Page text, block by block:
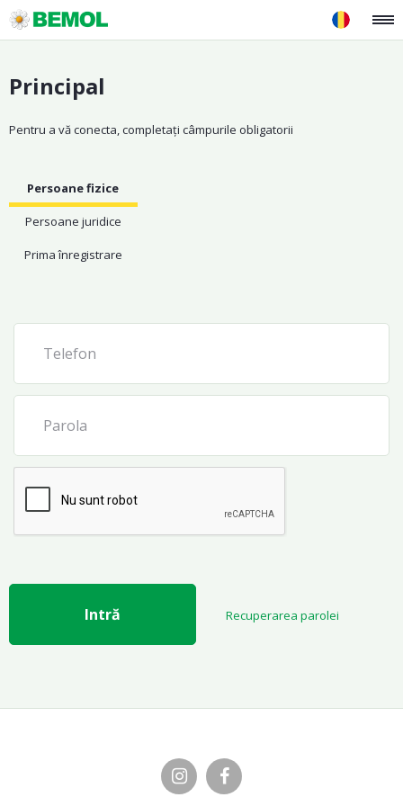
Principal
Pentru a vă conecta, completați câmpurile obligatorii
Persoane fizice
Persoane juridice
Prima înregistrare
Intră Recuperarea parolei